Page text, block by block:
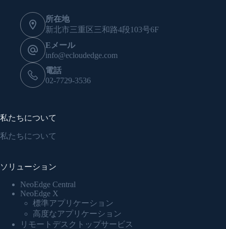
所在地
新北市三重区三和路4段103号6F
Eメール
info@ecloudedge.com
電話
02-7729-3536
私たちについて
私たちについて
ソリューション
NeoEdge Central
NeoEdge X
標準アプリケーション
高度なアプリケーション
リモートデスクトップサービス